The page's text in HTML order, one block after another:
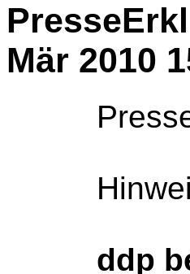
Mär 2010
ddp